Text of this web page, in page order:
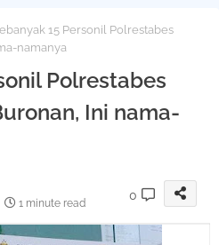
15 Personil Polrestabes
namanya
Polrestabes
Ini nama-
1 minute read
0